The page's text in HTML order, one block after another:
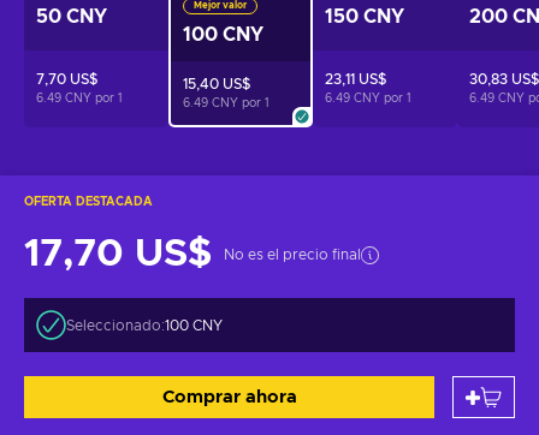
OFERTA DESTACADA
17,70 US$ No es el precio final
Seleccionado:100 CNY
Comprar ahora
50 CNY
7,70 US$
6.49 CNY por 1
Mejor valor
100 CNY
15,40 US$
6.49 CNY por 1
150 CNY
23,11 US$
6.49 CNY por 1
200
30,83 US$
6.49 CNY